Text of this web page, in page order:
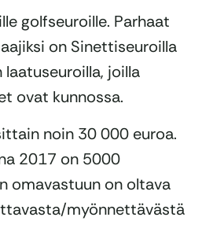
golfseuroille. Parhaat
on Sinettiseuroilla
joilla
ovat kunnossa.
noin 30 000 euroa.
2017 on 5000
omavastuun on oltava
myönnettävästä